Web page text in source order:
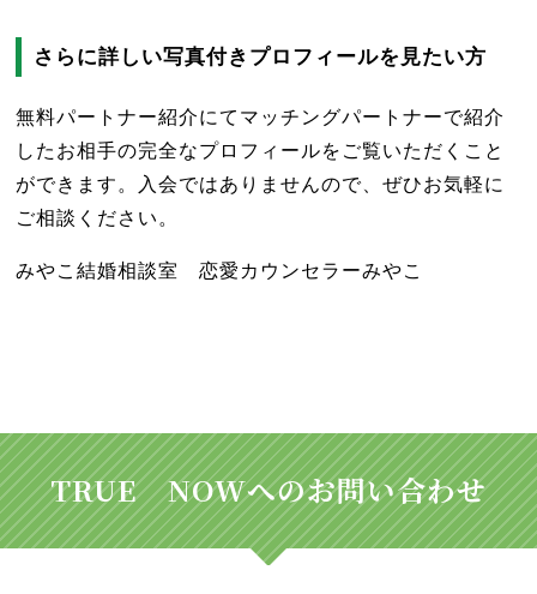
さらに詳しい写真付きプロフィールを見たい方
無料パートナー紹介にてマッチングパートナーで紹介
したお相手の完全なプロフィールをご覧いただくこと
ができます。入会ではありませんので、ぜひお気軽に
ご相談ください。
みやこ結婚相談室 恋愛カウンセラーみやこ
TRUE NOWへのお問い合わせ